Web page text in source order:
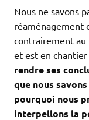
Nous ne savons
réaménagement
contrairement
et est en
rendre ses
que nous
pourquoi nous
interpellons la